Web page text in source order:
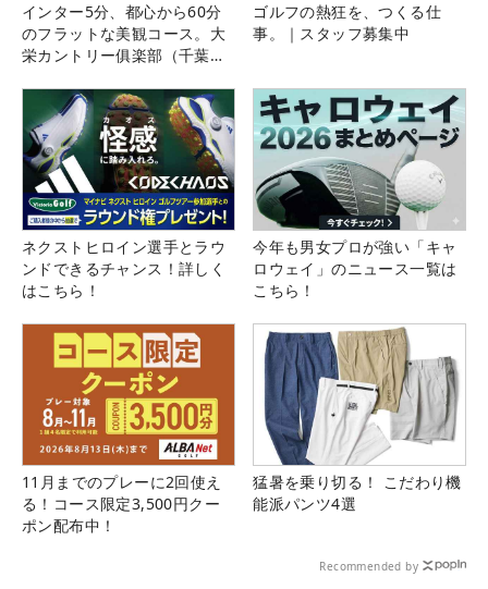
インター5分、都心から60分
のフラットな美観コース。大
栄カントリー俱楽部（千葉
ゴルフの熱狂を、つくる仕
事。｜スタッフ募集中
ネクストヒロイン選手とラウ
ンドできるチャンス！詳しく
はこちら！
今年も男女プロが強い「キャ
ロウェイ」のニュース一覧は
こちら！
11月までのプレーに2回使え
る！コース限定3,500円クー
ポン配布中！
猛暑を乗り切る！ こだわり機
能派パンツ4選
Recommended by